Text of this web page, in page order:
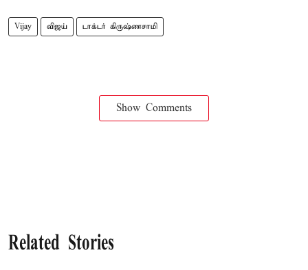
Vijay விஜய் டாக்டர் கிருஷ்ணசாமி
Show Comments
Related Stories